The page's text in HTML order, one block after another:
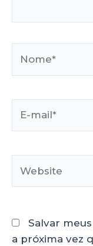
Salvar
a próxima vez